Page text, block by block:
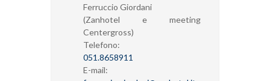
Ferruccio Giordani
(Zanhotel e meeting
Centergross)
Telefono:
051.8658911
E-mail: